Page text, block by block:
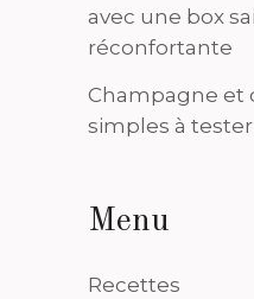
avec une box
réconfortante
Champagne et
simples à
Menu
Recettes